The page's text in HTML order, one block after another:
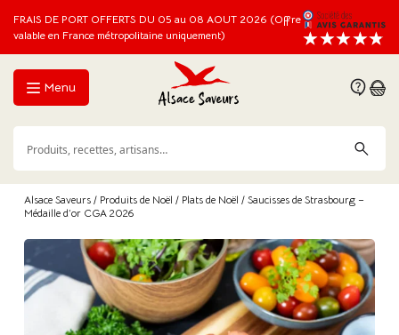
FRAIS DE PORT OFFERTS DU 05 au 08 AOUT 2026 (Offre
valable en France métropolitaine uniquement)
Menu
Alsace Saveurs / Produits de Noël / Plats de Noël / Saucisses de Strasbourg –
Médaille d’or CGA 2026